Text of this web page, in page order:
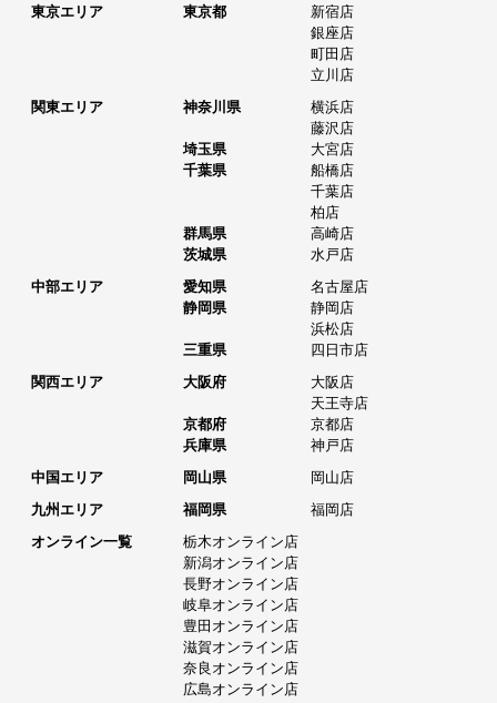
東京エリア
東京都
新宿店
銀座店
町田店
立川店
関東エリア
神奈川県
横浜店
藤沢店
埼玉県
大宮店
千葉県
船橋店
千葉店
柏店
群馬県
高崎店
茨城県
水戸店
中部エリア
愛知県
名古屋店
静岡県
静岡店
浜松店
三重県
四日市店
関西エリア
大阪府
大阪店
天王寺店
京都府
京都店
兵庫県
神戸店
中国エリア
岡山県
岡山店
九州エリア
福岡県
福岡店
オンライン一覧
栃木オンライン店
新潟オンライン店
長野オンライン店
岐阜オンライン店
豊田オンライン店
滋賀オンライン店
奈良オンライン店
広島オンライン店